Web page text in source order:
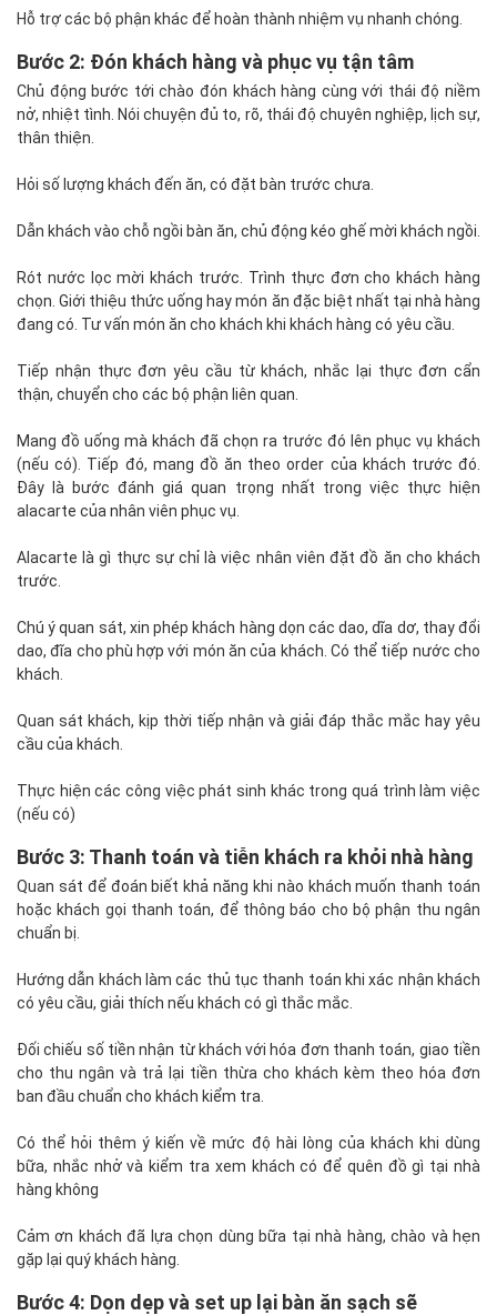
Hỗ trợ các bộ phận khác để hoàn thành nhiệm vụ nhanh chóng.
Bước 2: Đón khách hàng và phục vụ tận tâm
Chủ động bước tới chào đón khách hàng cùng với thái độ niềm
nở, nhiệt tình. Nói chuyện đủ to, rõ, thái độ chuyên nghiệp, lịch sự,
thân thiện.
Hỏi số lượng khách đến ăn, có đặt bàn trước chưa.
Dẫn khách vào chỗ ngồi bàn ăn, chủ động kéo ghế mời khách ngồi.
Rót nước lọc mời khách trước. Trình thực đơn cho khách hàng
chọn. Giới thiệu thức uống hay món ăn đặc biệt nhất tại nhà hàng
đang có. Tư vấn món ăn cho khách khi khách hàng có yêu cầu.
Tiếp nhận thực đơn yêu cầu từ khách, nhắc lại thực đơn cẩn
thận, chuyển cho các bộ phận liên quan.
Mang đồ uống mà khách đã chọn ra trước đó lên phục vụ khách
(nếu có). Tiếp đó, mang đồ ăn theo order của khách trước đó.
Đây là bước đánh giá quan trọng nhất trong việc thực hiện
alacarte của nhân viên phục vụ.
Alacarte là gì thực sự chỉ là việc nhân viên đặt đồ ăn cho khách
trước.
Chú ý quan sát, xin phép khách hàng dọn các dao, dĩa dơ, thay đổi
dao, đĩa cho phù hợp với món ăn của khách. Có thể tiếp nước cho
khách.
Quan sát khách, kịp thời tiếp nhận và giải đáp thắc mắc hay yêu
cầu của khách.
Thực hiện các công việc phát sinh khác trong quá trình làm việc
(nếu có)
Bước 3: Thanh toán và tiễn khách ra khỏi nhà hàng
Quan sát để đoán biết khả năng khi nào khách muốn thanh toán
hoặc khách gọi thanh toán, để thông báo cho bộ phận thu ngân
chuẩn bị.
Hướng dẫn khách làm các thủ tục thanh toán khi xác nhận khách
có yêu cầu, giải thích nếu khách có gì thắc mắc.
Đối chiếu số tiền nhận từ khách với hóa đơn thanh toán, giao tiền
cho thu ngân và trả lại tiền thừa cho khách kèm theo hóa đơn
ban đầu chuẩn cho khách kiểm tra.
Có thể hỏi thêm ý kiến về mức độ hài lòng của khách khi dùng
bữa, nhắc nhở và kiểm tra xem khách có để quên đồ gì tại nhà
hàng không
Cảm ơn khách đã lựa chọn dùng bữa tại nhà hàng, chào và hẹn
gặp lại quý khách hàng.
Bước 4: Dọn dẹp và set up lại bàn ăn sạch sẽ